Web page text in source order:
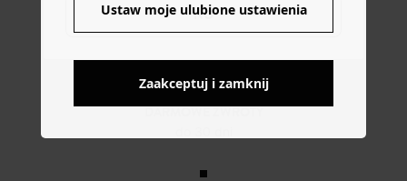
NO
DOSTAWA DO PACZKOMATÓW
DARMOWE ZWROTY
Ustaw moje ulubione ustawienia
Zaakceptuj i zamknij